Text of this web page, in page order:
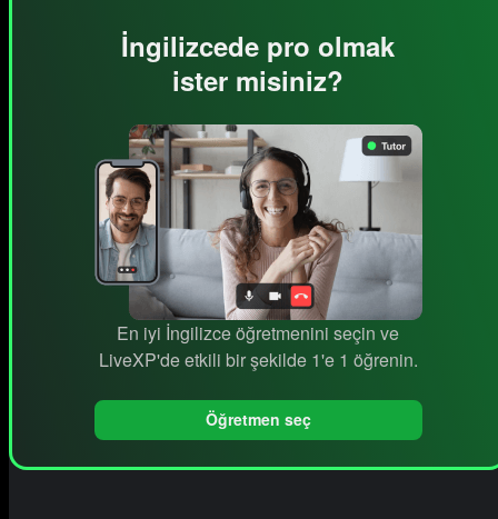
İngilizcede pro olmak
ister misiniz?
En iyi İngilizce öğretmenini seçin ve
LiveXP'de etkili bir şekilde 1'e 1 öğrenin.
Öğretmen seç